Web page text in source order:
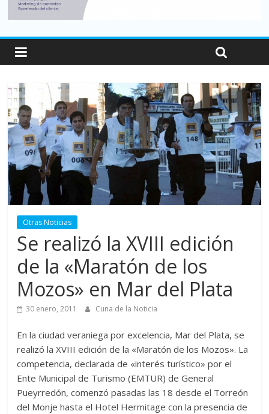
Otras Noticias
Se realizó la XVIII edición
de la «Maratón de los
Mozos» en Mar del Plata
30 enero, 2011 Cuna de la Noticia
En la ciudad veraniega por excelencia, Mar del Plata, se
realizó la XVIII edición de la «Maratón de los Mozos». La
competencia, declarada de «interés turístico» por el
Ente Municipal de Turismo (EMTUR) de General
Pueyrredón, comenzó pasadas las 18 desde el Torreón
del Monje hasta el Hotel Hermitage con la presencia de